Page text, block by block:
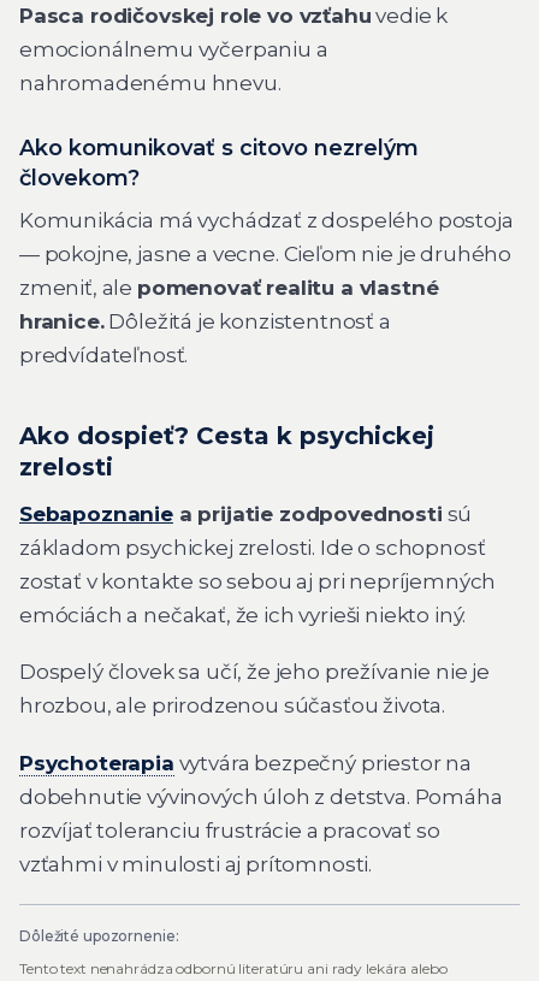
Pasca rodičovskej role vo vzťahu vedie k
emocionálnemu vyčerpaniu a
nahromadenému hnevu.
Ako komunikovať s citovo nezrelým
človekom?
Komunikácia má vychádzať z dospelého postoja
— pokojne, jasne a vecne. Cieľom nie je druhého
zmeniť, ale pomenovať realitu a vlastné
hranice.Dôležitá je konzistentnosť a
predvídateľnosť.
Ako dospieť? Cesta k psychickej
zrelosti
Sebapoznaniea prijatie zodpovednosti sú
základom psychickej zrelosti. Ide o schopnosť
zostať v kontakte so sebou aj pri nepríjemných
emóciách a nečakať, že ich vyrieši niekto iný.
Dospelý človek sa učí, že jeho prežívanie nie je
hrozbou, ale prirodzenou súčasťou života.
Psychoterapia vytvára bezpečný priestor na
dobehnutie vývinových úloh z detstva. Pomáha
rozvíjať toleranciu frustrácie a pracovať so
vzťahmi v minulosti aj prítomnosti.
Dôležité upozornenie:
Tento text nenahrádza odbornú literatúru ani rady lekára alebo